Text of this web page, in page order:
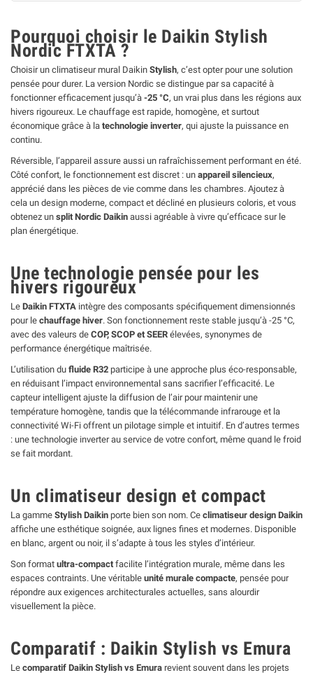
Pourquoi choisir le Daikin Stylish
Nordic FTXTA ?
Choisir un climatiseur mural Daikin Stylish, c’est opter pour une solution
pensée pour durer. La version Nordic se distingue par sa capacité à
fonctionner efficacement jusqu’à -25 °C, un vrai plus dans les régions aux
hivers rigoureux. Le chauffage est rapide, homogène, et surtout
économique grâce à la technologie inverter, qui ajuste la puissance en
continu.
Réversible, l’appareil assure aussi un rafraîchissement performant en été.
Côté confort, le fonctionnement est discret : un appareil silencieux,
apprécié dans les pièces de vie comme dans les chambres. Ajoutez à
cela un design moderne, compact et décliné en plusieurs coloris, et vous
obtenez un split Nordic Daikin aussi agréable à vivre qu’efficace sur le
plan énergétique.
Une technologie pensée pour les
hivers rigoureux
Le Daikin FTXTA intègre des composants spécifiquement dimensionnés
pour le chauffage hiver. Son fonctionnement reste stable jusqu’à -25 °C,
avec des valeurs de COP, SCOP et SEER élevées, synonymes de
performance énergétique maîtrisée.
L’utilisation du fluide R32 participe à une approche plus éco-responsable,
en réduisant l’impact environnemental sans sacrifier l’efficacité. Le
capteur intelligent ajuste la diffusion de l’air pour maintenir une
température homogène, tandis que la télécommande infrarouge et la
connectivité Wi-Fi offrent un pilotage simple et intuitif. En d’autres termes
: une technologie inverter au service de votre confort, même quand le froid
se fait mordant.
Un climatiseur design et compact
La gamme Stylish Daikin porte bien son nom. Ce climatiseur design Daikin
affiche une esthétique soignée, aux lignes fines et modernes. Disponible
en blanc, argent ou noir, il s’adapte à tous les styles d’intérieur.
Son format ultra-compactfacilite l’intégration murale, même dans les
espaces contraints. Une véritable unité murale compacte, pensée pour
répondre aux exigences architecturales actuelles, sans alourdir
visuellement la pièce.
Comparatif : Daikin Stylish vs Emura
Le comparatif Daikin Stylish vs Emura revient souvent dans les projets